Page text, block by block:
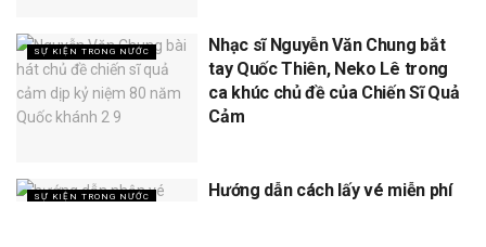
SỰ KIỆN TRONG NƯỚC
Nhạc sĩ Nguyễn Văn Chung bắt
tay Quốc Thiên, Neko Lê trong
ca khúc chủ đề của Chiến Sĩ Quả
Cảm
SỰ KIỆN TRONG NƯỚC
Hướng dẫn cách lấy vé miễn phí